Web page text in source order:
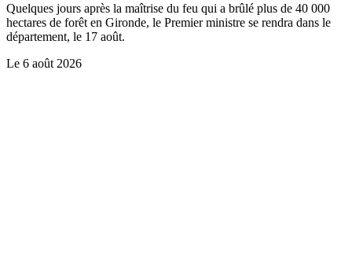
Quelques jours après la maîtrise du feu qui a brûlé plus de 40 000
hectares de forêt en Gironde, le Premier ministre se rendra dans le
département, le 17 août.
Le 6 août 2026